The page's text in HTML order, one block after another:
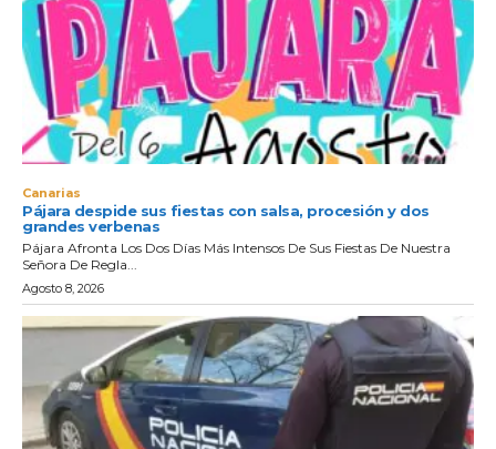
Canarias
Pájara despide sus fiestas con salsa, procesión y dos
grandes verbenas
Pájara Afronta Los Dos Días Más Intensos De Sus Fiestas De Nuestra
Señora De Regla...
Agosto 8, 2026